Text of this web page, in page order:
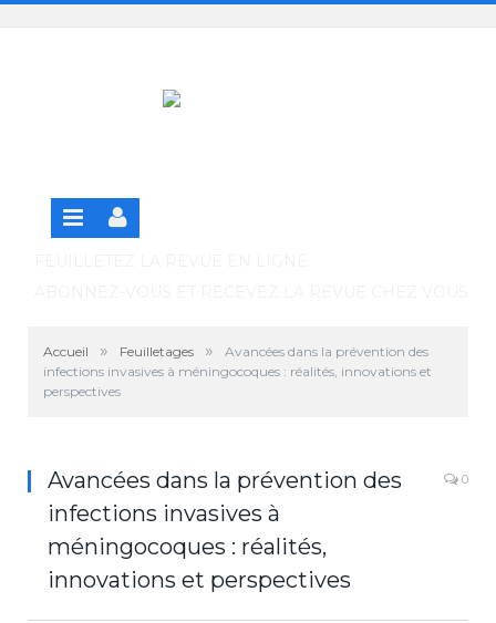
Panneau de gestion des cookies
SE CONNECTER
S'INSCRIRE GRATUITEMENT À LA VERSION EN
Accueil » Feuilletages »
Avancées dans la prévention des
infections invasives à méningocoques : réalités, innovations et
perspectives
Avancées dans la prévention des
infections invasives à
méningocoques : réalités,
innovations et perspectives
0